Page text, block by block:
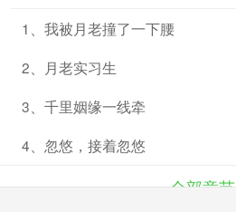
1、我被月老撞了一下腰
2、月老实习生
3、千里姻缘一线牵
4、忽悠，接着忽悠
全部章节